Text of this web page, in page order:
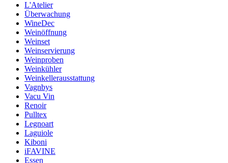
Abmessungen (BxHxT cm)
Gewicht (kg)
Höhe (cm)4.5
Breite (cm)
Tiefe (cm)19
wine accessories
Status When Soldoutactive
L'Atelier
Überwachung
WineDec
Weinöffnung
Weinset
Weinservierung
Weinproben
Weinkühler
Weinkellerausstattung
Vagnbys
Vacu Vin
Renoir
Pulltex
Legnoart
Laguiole
Kiboni
iFAVINE
Essen